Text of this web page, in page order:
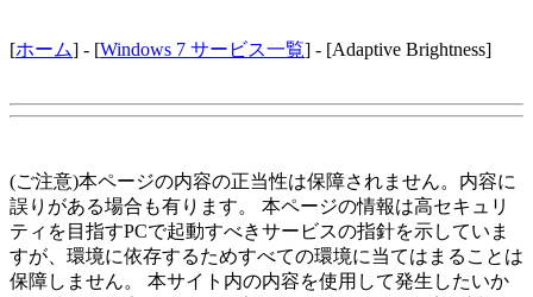
[ホーム] - [Windows 7 サービス一覧] - [Adaptive Brightness]
(ご注意)本ページの内容の正当性は保障されません。内容に
誤りがある場合も有ります。 本ページの情報は高セキュリ
ティを目指すPCで起動すべきサービスの指針を示していま
すが、環境に依存するためすべての環境に当てはまることは
保障しません。 本サイト内の内容を使用して発生したいか